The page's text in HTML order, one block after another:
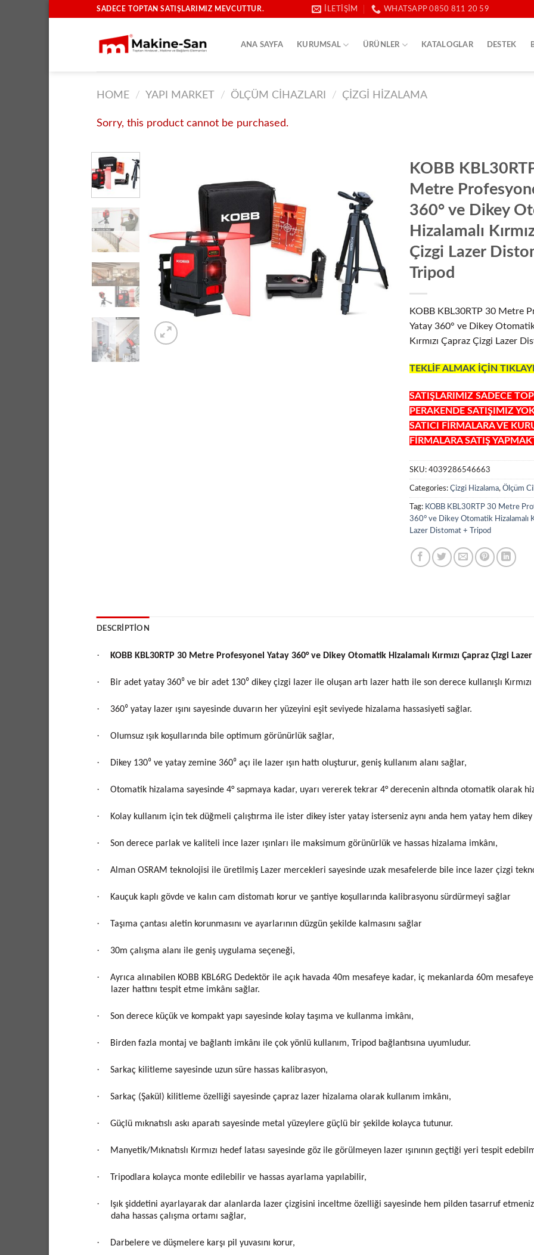
SADECE TOPTAN SATIŞLARIMIZ MEVCUTTUR. İLETIŞIM WHATSAPP 0850 811 20 59
ANA SAYFA KURUMSAL ÜRÜNLER KATALOGLAR DESTEK
HOME / YAPI MARKET / ÖLÇÜM CIHAZLARI / ÇIZGI HIZALAMA
Sorry, this product cannot be purchased.
KOBB
Metre
360° ve Dikey
Hizalamalı
Çizgi Lazer
Tripod
KOBB KBL30RTP 30 Metre
Yatay 360° ve Dikey
Kırmızı Çapraz Çizgi Lazer
TEKLİF ALMAK İÇİN
SATIŞLARIMIZ SADECE
PERAKENDE SATIŞIMIZ
SATICI FİRMALARA VE
FİRMALARA SATIŞ
SKU: 4039286546663
Categories: Çizgi Hizalama, Ölçüm
Tag: KOBB KBL30RTP 30 Metre
360° ve Dikey Otomatik Hizalamalı
Lazer Distomat + Tripod
DESCRIPTION
· KOBB KBL30RTP 30 Metre Profesyonel Yatay 360°ve Dikey Otomatik Hizalamalı Kırmızı Çapraz Çizgi
· Bir adet yatay 360⁰ ve bir adet 130⁰ dikey çizgi lazer ile oluşan artı lazer hattı ile son derece kullanışlı
· 360⁰ yatay lazer ışını sayesinde duvarın her yüzeyini eşit seviyede hizalama hassasiyeti sağlar.
· Olumsuz ışık koşullarında bile optimum görünürlük sağlar,
· Dikey 130⁰ ve yatay zemine 360⁰ açı ile lazer ışın hattı oluşturur, geniş kullanım alanı sağlar,
· Otomatik hizalama sayesinde 4° sapmaya kadar, uyarı vererek tekrar 4° derecenin altında otomatik olarak
· Kolay kullanım için tek düğmeli çalıştırma ile ister dikey ister yatay isterseniz aynı anda hem yatay hem dikey
· Son derece parlak ve kaliteli ince lazer ışınları ile maksimum görünürlük ve hassas hizalama imkânı,
· Alman OSRAM teknolojisi ile üretilmiş Lazer mercekleri sayesinde uzak mesafelerde bile ince lazer çizgi
· Kauçuk kaplı gövde ve kalın cam distomatı korur ve şantiye koşullarında kalibrasyonu sürdürmeyi sağlar
· Taşıma çantası aletin korunmasını ve ayarlarının düzgün şekilde kalmasını sağlar
· 30m çalışma alanı ile geniş uygulama seçeneği,
·
Ayrıca alınabilen KOBB KBL6RG Dedektör ile açık havada 40m mesafeye kadar, iç mekanlarda 60m
lazer hattını tespit etme imkânı sağlar.
· Son derece küçük ve kompakt yapı sayesinde kolay taşıma ve kullanma imkânı,
· Birden fazla montaj ve bağlantı imkânı ile çok yönlü kullanım, Tripod bağlantısına uyumludur.
· Sarkaç kilitleme sayesinde uzun süre hassas kalibrasyon,
· Sarkaç (Şakül) kilitleme özelliği sayesinde çapraz lazer hizalama olarak kullanım imkânı,
· Güçlü mıknatıslı askı aparatı sayesinde metal yüzeylere güçlü bir şekilde kolayca tutunur.
· Manyetik/Mıknatıslı Kırmızı hedef latası sayesinde göz ile görülmeyen lazer ışınının geçtiği yeri tespit
· Tripodlara kolayca monte edilebilir ve hassas ayarlama yapılabilir,
·
Işık şiddetini ayarlayarak dar alanlarda lazer çizgisini inceltme özelliği sayesinde hem pilden tasarruf etmenizi
daha hassas çalışma ortamı sağlar,
· Darbelere ve düşmelere karşı pil yuvasını korur,